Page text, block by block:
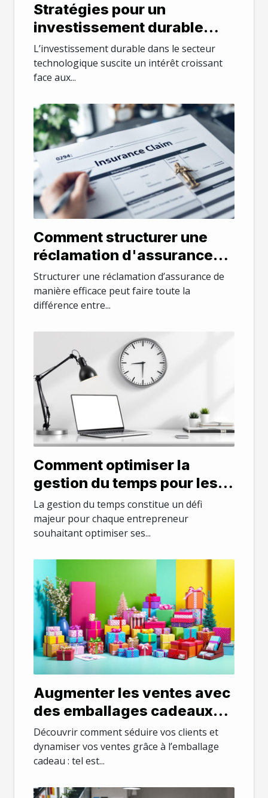
Stratégies pour un
investissement durable
dans le secteur
technologique
L’investissement durable dans le secteur
technologique suscite un intérêt croissant
face aux...
Comment structurer une
réclamation d'assurance
pour un traitement rapide ?
Structurer une réclamation d’assurance de
manière efficace peut faire toute la
différence entre...
Comment optimiser la
gestion du temps pour les
entrepreneurs ?
La gestion du temps constitue un défi
majeur pour chaque entrepreneur
souhaitant optimiser ses...
Augmenter les ventes avec
des emballages cadeaux
attractifs
Découvrir comment séduire vos clients et
dynamiser vos ventes grâce à l’emballage
cadeau : tel est...